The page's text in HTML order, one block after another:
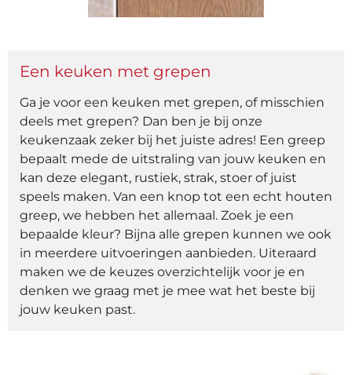
Een keuken met grepen
Ga je voor een keuken met grepen, of misschien
deels met grepen? Dan ben je bij onze
keukenzaak zeker bij het juiste adres! Een greep
bepaalt mede de uitstraling van jouw keuken en
kan deze elegant, rustiek, strak, stoer of juist
speels maken. Van een knop tot een echt houten
greep, we hebben het allemaal. Zoek je een
bepaalde kleur? Bijna alle grepen kunnen we ook
in meerdere uitvoeringen aanbieden. Uiteraard
maken we de keuzes overzichtelijk voor je en
denken we graag met je mee wat het beste bij
jouw keuken past.